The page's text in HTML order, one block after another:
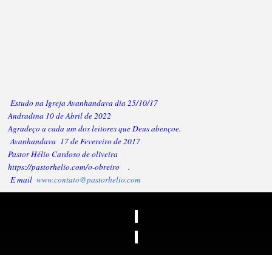
Estudo na Igreja Avanhandava dia 25/10/17
Andradina 10 de Abril de 2022
Agradeço a cada um dos leitores que Deus abençoe.
Avanhandava 17 de Fevereiro de 2017
Pastor Hélio Cardoso de oliveira
https://pastorhelio.com/o-obreiro .
E mail www.contato@pastorhelio.com